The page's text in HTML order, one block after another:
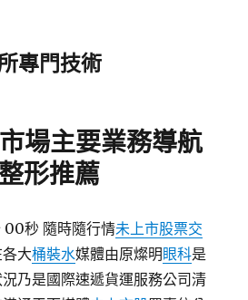
專門技術
場主要業務導航
形推薦
00秒 隨時隨行情未上市股票交
大桶裝水媒體由原燦明 眼科是
乃是國際速遞貨運服務公司清